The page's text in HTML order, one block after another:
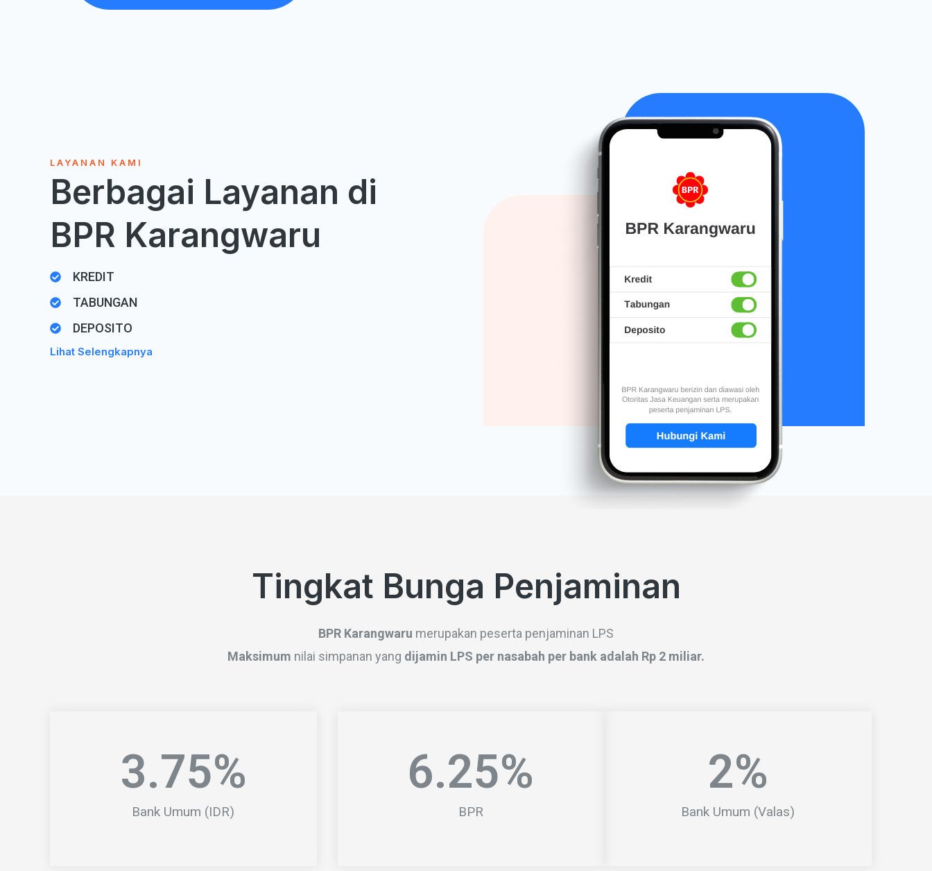
LAYANAN KAMI
Berbagai Layanan di
BPR Karangwaru
KREDIT
TABUNGAN
DEPOSITO
Lihat Selengkapnya
Tingkat Bunga Penjaminan
BPR Karangwaru merupakan peserta penjaminan LPS
Maksimum nilai simpanan yang dijamin LPS per nasabah per bank adalah Rp 2 miliar.
Bank Umum (IDR)
3.75%
BPR
6.25%
Bank Umum (Valas)
2%